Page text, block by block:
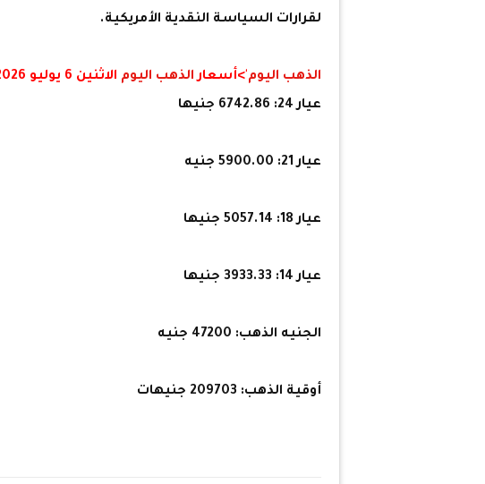
لقرارات السياسة النقدية الأمريكية.
الذهب اليوم'>أسعارالذهب اليوم الاثنين 6 يوليو 2026 في مصر (سعر البيع):
عيار 24: 6742.86 جنيها
عيار 21: 5900.00 جنيه
عيار 18: 5057.14 جنيها
عيار 14: 3933.33 جنيها
الجنيه الذهب: 47200 جنيه
أوقية الذهب: 209703 جنيهات